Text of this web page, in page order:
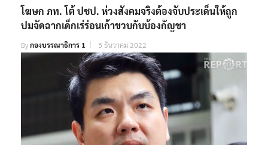
โฆษก ภท. โต้ ปชป. ห่วงสังคมจริงต้องจับประเด็นให้ถูก
ปมจัดฉากเด็กเร่ร่อนเก้าขวบกับบ้องกัญชา
Byกองบรรณาธิการ 1 5 ธันวาคม 2022